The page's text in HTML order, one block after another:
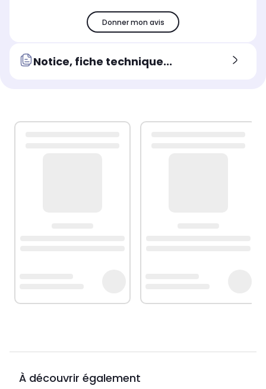
Donner mon avis
Notice, fiche technique...
À découvrir également